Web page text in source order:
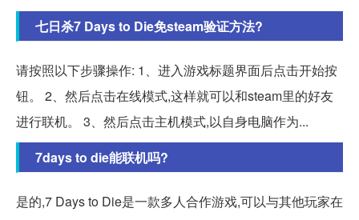
七日杀7 Days to Die免steam验证方法?
请按照以下步骤操作: 1、进入游戏标题界面后点击开始按
钮。 2、然后点击在线模式,这样就可以和steam里的好友
进行联机。 3、然后点击主机模式,以自身电脑作为...
7days to die能联机吗?
是的,7 Days to Die是一款多人合作游戏,可以与其他玩家在